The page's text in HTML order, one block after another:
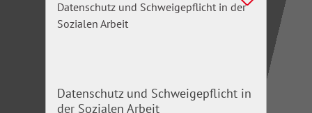
Datenschutz und Schweigepflicht in
der Sozialen Arbeit